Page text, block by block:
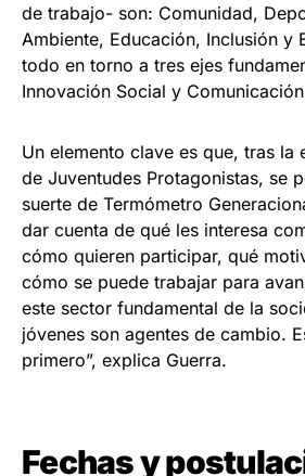
de trabajo- son: Comunidad,
Ambiente, Educación, Inclusión y
todo en torno a tres ejes
Innovación Social y
Un elemento clave es que, tras la
de Juventudes Protagonistas, se
suerte de Termómetro
dar cuenta de qué les interesa
cómo quieren participar, qué
cómo se puede trabajar para
este sector fundamental de la
jóvenes son agentes de cambio.
primero”, explica Guerra.
Fechas y